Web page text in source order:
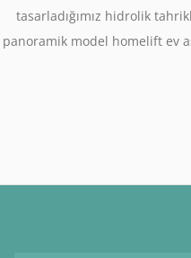
tasarladığımız hidrolik
panoramik model homelift ev